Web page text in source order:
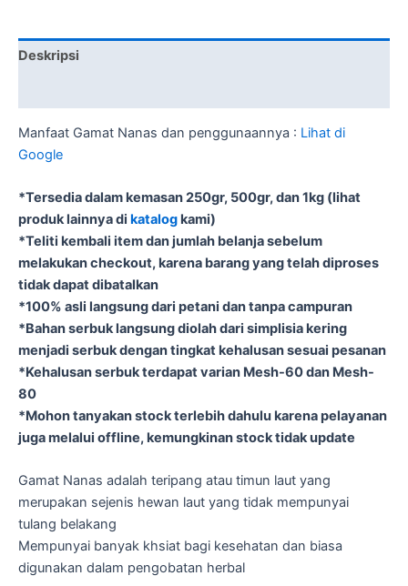
Deskripsi
Manfaat Gamat Nanas dan penggunaannya : Lihat di
Google
*Tersedia dalam kemasan 250gr, 500gr, dan 1kg (lihat
produk lainnya di katalogkami)
*Teliti kembali item dan jumlah belanja sebelum
melakukan checkout, karena barang yang telah diproses
tidak dapat dibatalkan
*100% asli langsung dari petani dan tanpa campuran
*Bahan serbuk langsung diolah dari simplisia kering
menjadi serbuk dengan tingkat kehalusan sesuai pesanan
*Kehalusan serbuk terdapat varian Mesh-60 dan Mesh-
80
*Mohon tanyakan stock terlebih dahulu karena pelayanan
juga melalui offline, kemungkinan stock tidak update
Gamat Nanas adalah teripang atau timun laut yang
merupakan sejenis hewan laut yang tidak mempunyai
tulang belakang
Mempunyai banyak khsiat bagi kesehatan dan biasa
digunakan dalam pengobatan herbal